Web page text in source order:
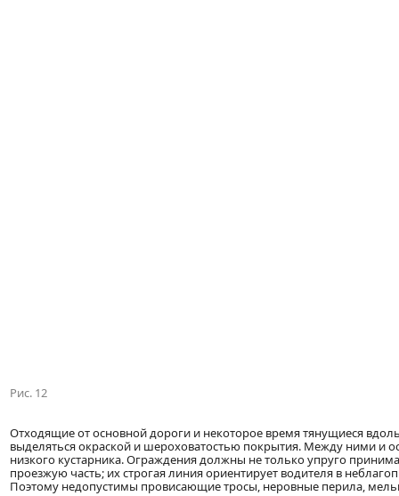
Рис. 12
Отходящие от основной дороги и некоторое время тянущиеся
выделяться окраской и шероховатостью покрытия. Между ними и
низкого кустарника. Ограждения должны не только упруго
проезжую часть; их строгая линия ориентирует водителя в
Поэтому недопустимы провисающие тросы, неровные перила,